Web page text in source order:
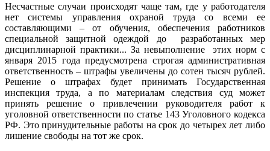
Несчастные случаи происходят чаще там, где у работодателя
нет системы управления охраной труда со всеми ее
составляющими – от обучения, обеспечения работников
специальной защитной одеждой до разработанных мер
дисциплинарной практики... За невыполнение этих норм с
января 2015 года предусмотрена строгая административная
ответственность – штрафы увеличены до сотен тысяч рублей.
Решение о штрафах будет принимать Государственная
инспекция труда, а по материалам следствия суд может
принять решение о привлечении руководителя работ к
уголовной ответственности по статье 143 Уголовного кодекса
РФ. Это принудительные работы на срок до четырех лет либо
лишение свободы на тот же срок.